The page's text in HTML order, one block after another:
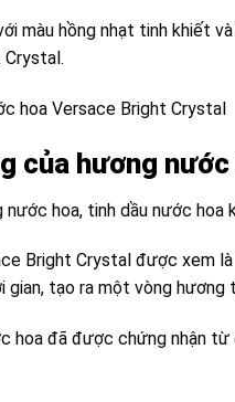
màu hồng nhạt tinh khiết
của hương nước
hoa, tinh dầu nước hoa
Bright Crystal được xem
tạo ra một vòng hương
hoa đã được chứng nhận từ